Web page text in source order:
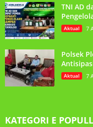
TNI AD
Aktual 7
Polsek
Aktual 7
KATEGORI E